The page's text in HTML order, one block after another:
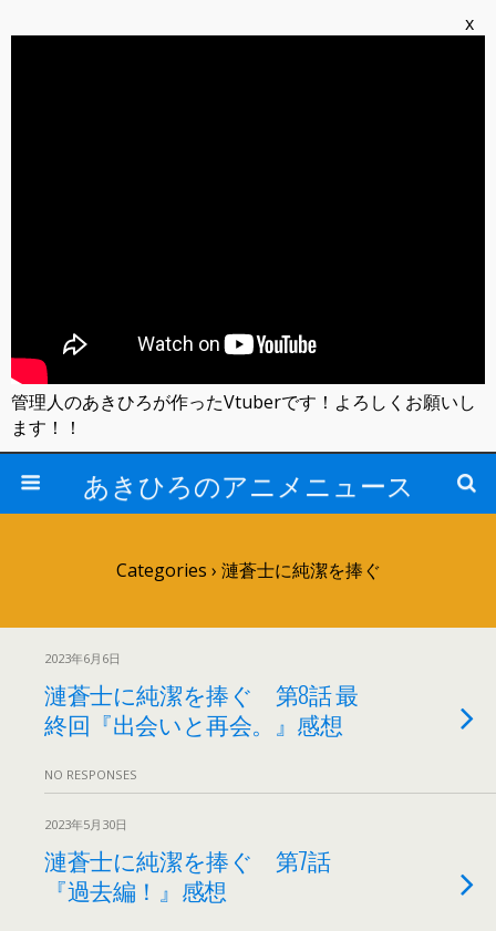
あきひろのアニメニュース
Categories › 漣蒼士に純潔を捧ぐ
2023年6月6日
漣蒼士に純潔を捧ぐ 第8話 最
終回『出会いと再会。』感想
NO RESPONSES
2023年5月30日
漣蒼士に純潔を捧ぐ 第7話
『過去編！』感想
x
管理人のあきひろが作ったVtuberです！よろしくお願いし
ます！！